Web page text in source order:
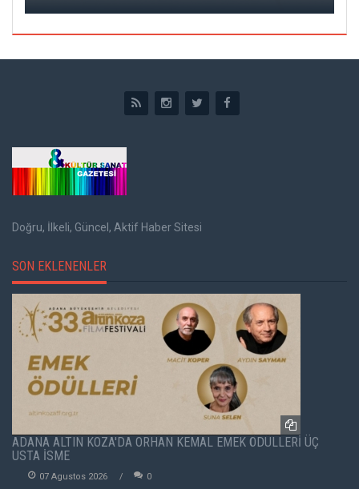
Doğru, İlkeli, Güncel, Aktif Haber Sitesi
SON EKLENENLER
ADANA ALTIN KOZA'DA ORHAN KEMAL EMEK ÖDÜLLERİ ÜÇ
USTA İSME
07 Agustos 2026 0